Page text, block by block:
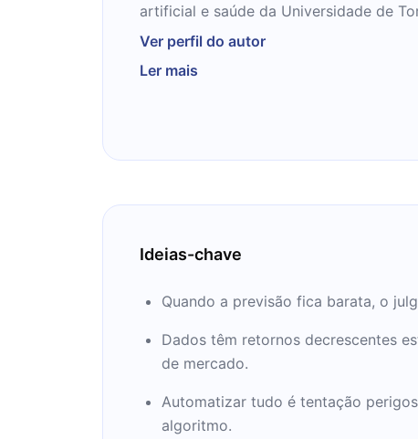
artificial e saúde da Universidade de
exploram as oportunidades e
veículos como The New York Times,
Ver perfil do autor
Ler mais
Ideias-chave
Quando a previsão fica barata, o
Dados têm retornos decrescentes
de mercado.
Automatizar tudo é tentação
algoritmo.